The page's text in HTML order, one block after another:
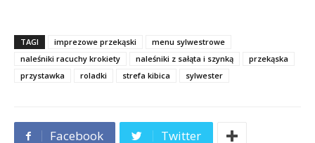
TAGI imprezowe przekąski
menu sylwestrowe
naleśniki racuchy krokiety
naleśniki z sałąta i szynką
przekąska
przystawka
roladki strefa kibica sylwester
Facebook Twitter